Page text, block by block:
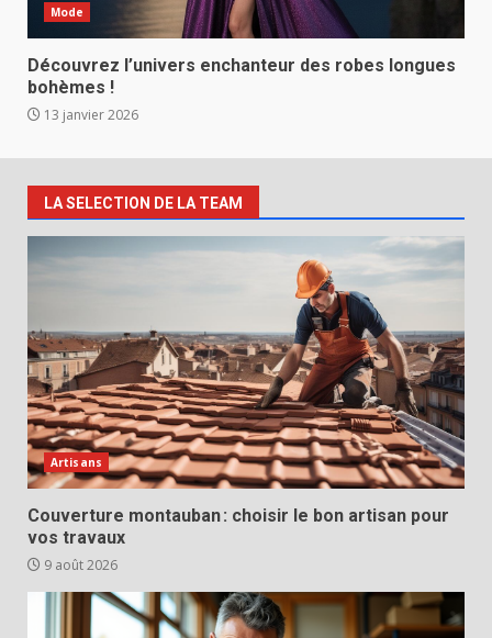
Mode
Découvrez l’univers enchanteur des robes longues
bohèmes !
13 janvier 2026
LA SELECTION DE LA TEAM
Artisans
Couverture montauban : choisir le bon artisan pour
vos travaux
9 août 2026